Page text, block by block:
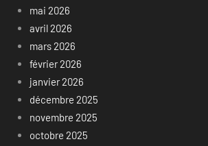
mai 2026
avril 2026
mars 2026
février 2026
janvier 2026
décembre 2025
novembre 2025
octobre 2025